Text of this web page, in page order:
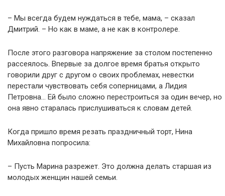
– Мы всегда будем нуждаться в тебе, мама, – сказал
Дмитрий. – Но как в маме, а не как в контролере.
После этого разговора напряжение за столом постепенно
рассеялось. Впервые за долгое время братья открыто
говорили друг с другом о своих проблемах, невестки
перестали чувствовать себя соперницами, а Лидия
Петровна… Ей было сложно перестроиться за один вечер, но
она явно старалась прислушиваться к словам детей.
Когда пришло время резать праздничный торт, Нина
Михайловна попросила:
– Пусть Марина разрежет. Это должна делать старшая из
молодых женщин нашей семьи.